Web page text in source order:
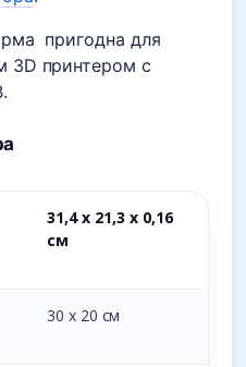
пригодна для
3D принтером с
31,4 х 21,3 х 0,16
см
30 х 20 см